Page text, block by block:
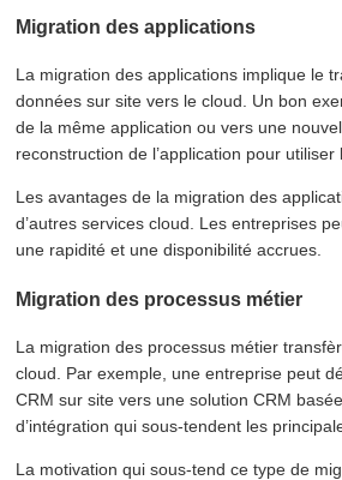
Migration des applications
La migration des applications implique le
données sur site vers le cloud. Un bon
de la même application ou vers une
reconstruction de l’application pour
Les avantages de la migration des
d’autres services cloud. Les entreprises
une rapidité et une disponibilité accrues.
Migration des processus métier
La migration des processus métier
cloud. Par exemple, une entreprise peut
CRM sur site vers une solution CRM
d’intégration qui sous-tendent les
La motivation qui sous-tend ce type de